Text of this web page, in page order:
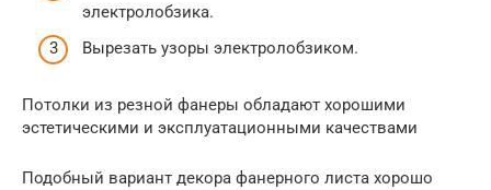
электролобзика.
Вырезать узоры электролобзиком.
Потолки из резной фанеры обладают хорошими
эстетическими и эксплуатационными качествами
Подобный вариант декора фанерного листа хорошо